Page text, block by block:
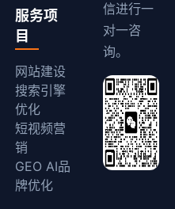
服务项
目
网站建设
搜索引擎
优化
短视频营
销
GEO AI品
牌优化
信进行一
对一咨
询。